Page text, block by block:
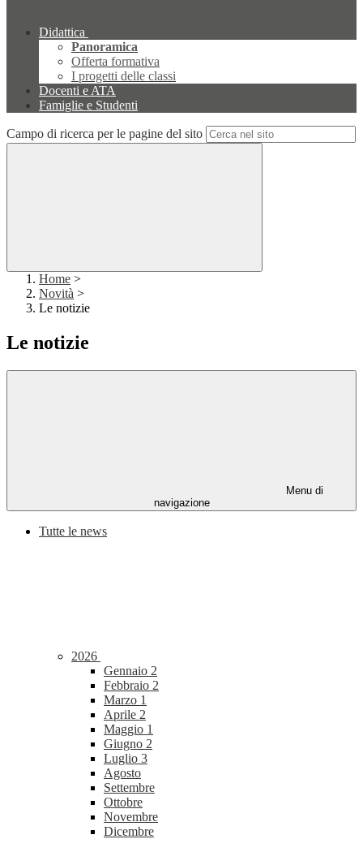
Didattica
Panoramica
Offerta formativa
I progetti delle classi
Docenti e ATA
Famiglie e Studenti
Campo di ricerca per le pagine del sito
Home >
Novità >
Le notizie
Le notizie
Menu di
navigazione
Tutte le news
2026
Gennaio 2
Febbraio 2
Marzo 1
Aprile 2
Maggio 1
Giugno 2
Luglio 3
Agosto
Settembre
Ottobre
Novembre
Dicembre